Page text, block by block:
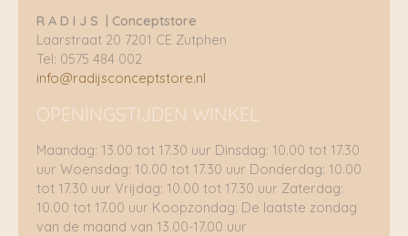
R A D I J S | Conceptstore
Laarstraat 20 7201 CE Zutphen
Tel: 0575 484 002
info@radijsconceptstore.nl
OPENINGSTIJDEN WINKEL
Maandag: 13.00 tot 17.30 uur Dinsdag: 10.00 tot 17.30
uur Woensdag: 10.00 tot 17.30 uur Donderdag: 10.00
tot 17.30 uur Vrijdag: 10.00 tot 17.30 uur Zaterdag:
10.00 tot 17.00 uur Koopzondag: De laatste zondag
van de maand van 13.00-17.00 uur